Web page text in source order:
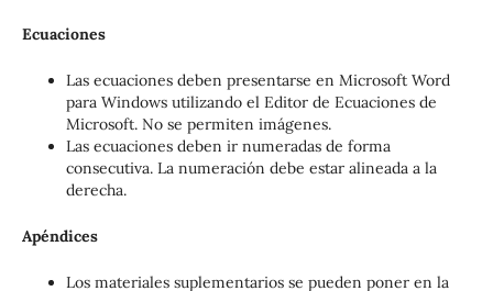
Ecuaciones
Las ecuaciones deben presentarse en Microsoft Word
para Windows utilizando el Editor de Ecuaciones de
Microsoft. No se permiten imágenes.
Las ecuaciones deben ir numeradas de forma
consecutiva. La numeración debe estar alineada a la
derecha.
Apéndices
Los materiales suplementarios se pueden poner en la